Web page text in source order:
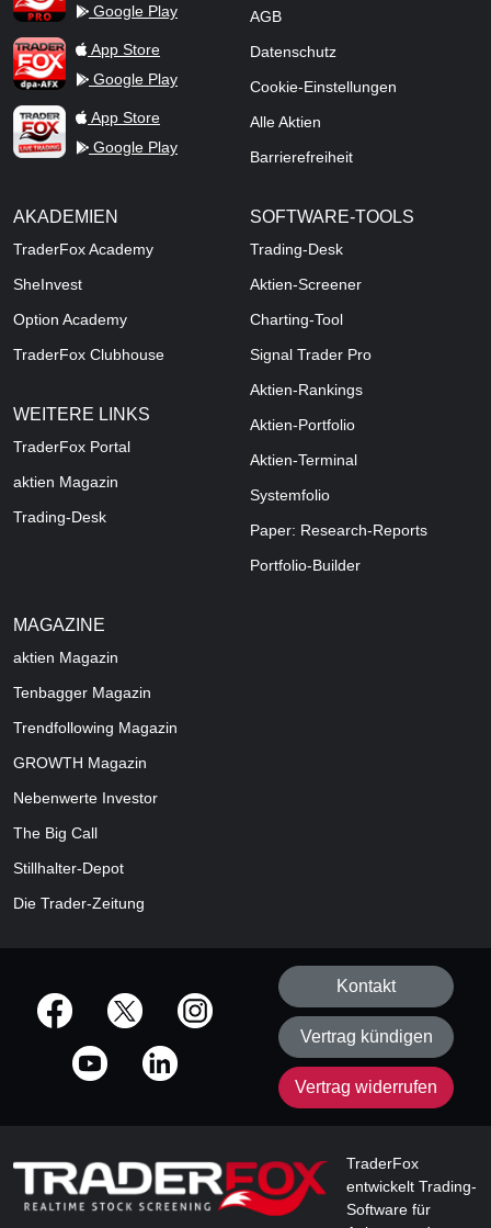
Google Play
TraderFox dpa-AFX ProFeed
App Store
Google Play
TraderFox Live Trading
App Store
Google Play
AGB
Datenschutz
Cookie-Einstellungen
Alle Aktien
Barrierefreiheit
AKADEMIEN
TraderFox Academy
SheInvest
Option Academy
TraderFox Clubhouse
WEITERE LINKS
TraderFox Portal
aktien Magazin
Trading-Desk
SOFTWARE-TOOLS
Trading-Desk
Aktien-Screener
Charting-Tool
Signal Trader Pro
Aktien-Rankings
Aktien-Portfolio
Aktien-Terminal
Systemfolio
Paper: Research-Reports
Portfolio-Builder
MAGAZINE
aktien Magazin
Tenbagger Magazin
Trendfollowing Magazin
GROWTH Magazin
Nebenwerte Investor
The Big Call
Stillhalter-Depot
Die Trader-Zeitung
offizielle Social Media-Accounts
Kontakt
Vertrag kündigen
Vertrag widerrufen
TraderFox
entwickelt Trading-
Software für